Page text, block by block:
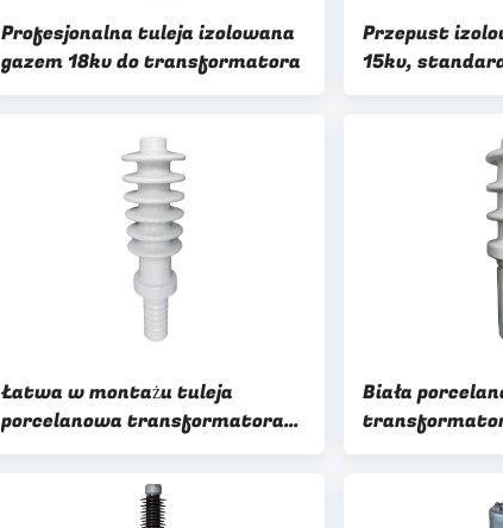
Profesjonalna tuleja izolowana
gazem 18kv do transformatora
Przepust
15kv,
powłoką
Łatwa w montażu tuleja
porcelanowa transformatora
OEM 36kV
Biała
napięcia